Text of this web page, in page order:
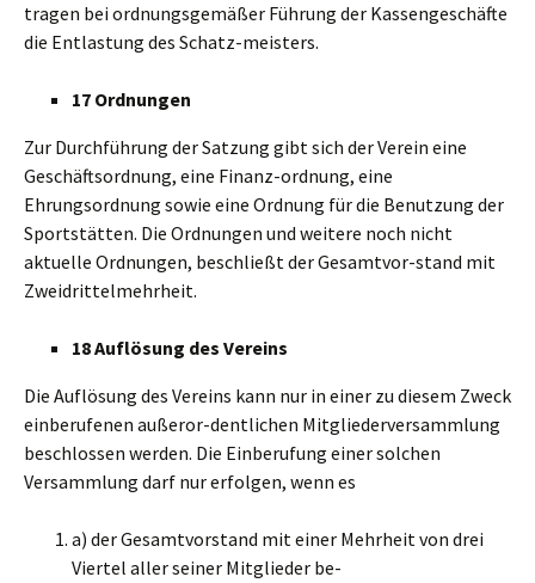
tragen bei ordnungsgemäßer Führung der Kassengeschäfte
die Entlastung des Schatz-meisters.
17 Ordnungen
Zur Durchführung der Satzung gibt sich der Verein eine
Geschäftsordnung, eine Finanz-ordnung, eine
Ehrungsordnung sowie eine Ordnung für die Benutzung der
Sportstätten. Die Ordnungen und weitere noch nicht
aktuelle Ordnungen, beschließt der Gesamtvor-stand mit
Zweidrittelmehrheit.
18 Auflösung des Vereins
Die Auflösung des Vereins kann nur in einer zu diesem Zweck
einberufenen außeror-dentlichen Mitgliederversammlung
beschlossen werden. Die Einberufung einer solchen
Versammlung darf nur erfolgen, wenn es
a) der Gesamtvorstand mit einer Mehrheit von drei
Viertel aller seiner Mitglieder be-